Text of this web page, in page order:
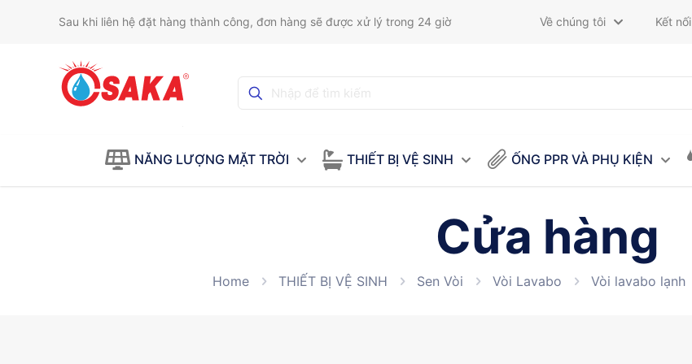
Sau khi liên hệ đặt hàng thành công, đơn hàng sẽ được xử lý trong 24 giờ Về chúng tôi Kết nối
NĂNG LƯỢNG MẶT TRỜI THIẾT BỊ VỆ SINH ỐNG PPR VÀ PHỤ KIỆN
Cửa hàng
Home THIẾT BỊ VỆ SINH Sen Vòi Vòi Lavabo Vòi lavabo lạnh